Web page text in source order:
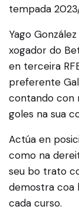
tempada
Yago
xogador do
en terceira
preferente
contando con
goles na sua
Actúa en
como na
seu bo trato
demostra coa
cada curso.